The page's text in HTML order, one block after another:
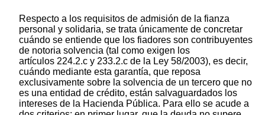
Respecto a los requisitos de admisión de la fianza
personal y solidaria, se trata únicamente de concretar
cuándo se entiende que los fiadores son contribuyentes
de notoria solvencia (tal como exigen los
artículos 224.2.c y 233.2.c de la Ley 58/2003), es decir,
cuándo mediante esta garantía, que reposa
exclusivamente sobre la solvencia de un tercero que no
es una entidad de crédito, están salvaguardados los
intereses de la Hacienda Pública. Para ello se acude a